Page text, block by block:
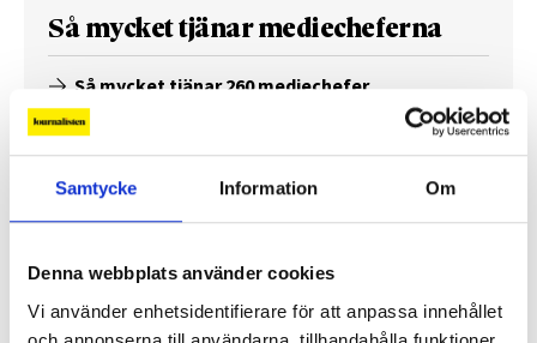
Samtycke Information Om
Denna webbplats använder cookies
Vi använder enhetsidentifierare för att anpassa innehållet
Så mycket tjänar mediecheferna
Så mycket tjänar 260 mediechefer